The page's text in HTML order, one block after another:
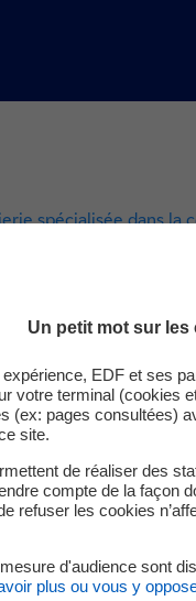
spécialisée dans
française, nous
en France
nous avons
soient techniciens,
à l’international,
rejoignez un
Un petit mot sur les
EDF et ses
votre terminal (cookies
(ex: pages consultées)
site.
de réaliser des
compte de la façon
refuser les cookies
d'audience sont
plus ou vous y